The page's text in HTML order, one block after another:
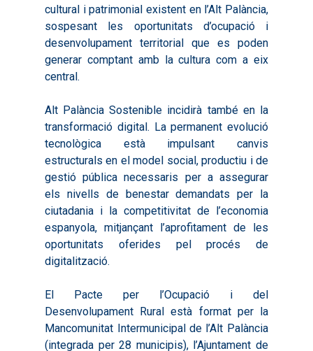
cultural i patrimonial existent en l’Alt Palància,
sospesant les oportunitats d’ocupació i
desenvolupament territorial que es poden
generar comptant amb la cultura com a eix
central.
Alt Palància Sostenible incidirà també en la
transformació digital. La permanent evolució
tecnològica està impulsant canvis
estructurals en el model social, productiu i de
gestió pública necessaris per a assegurar
els nivells de benestar demandats per la
ciutadania i la competitivitat de l’economia
espanyola, mitjançant l’aprofitament de les
oportunitats oferides pel procés de
digitalització.
El Pacte per l’Ocupació i del
Desenvolupament Rural està format per la
Mancomunitat Intermunicipal de l’Alt Palància
(integrada per 28 municipis), l’Ajuntament de